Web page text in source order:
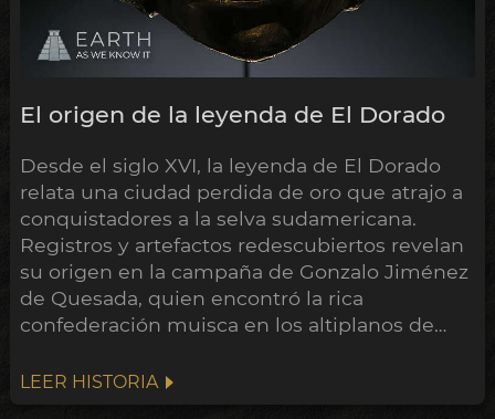
El origen de la leyenda de El Dorado
Desde el siglo XVI, la leyenda de El Dorado
relata una ciudad perdida de oro que atrajo a
conquistadores a la selva sudamericana.
Registros y artefactos redescubiertos revelan
su origen en la campaña de Gonzalo Jiménez
de Quesada, quien encontró la rica
confederación muisca en los altiplanos de
LEER HISTORIA